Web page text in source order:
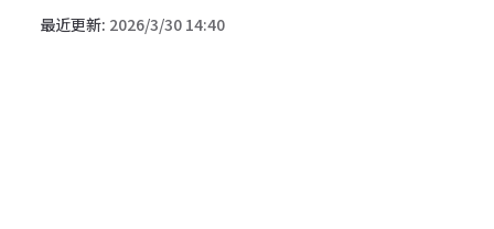
最近更新: 2026/3/30 14:40